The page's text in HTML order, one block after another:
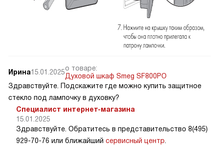
Ирина15.01.2025о товаре:
Духовой шкаф Smeg SF800PO
Здравствуйте. Подскажите где можно купить защитное
стекло под лампочку в духовку?
Специалист интернет-магазина
15.01.2025
Здравствуйте. Обратитесь в представительство 8(495)
929-70-76 или ближайший сервисный центр